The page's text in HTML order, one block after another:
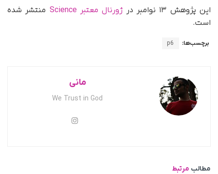
این پژوهش ۱۳ نوامبر در ژورنال معتبر Science
منتشر شده
است.
برچسب‌ها: p6
مانی
We Trust in God
مطالب مرتبط